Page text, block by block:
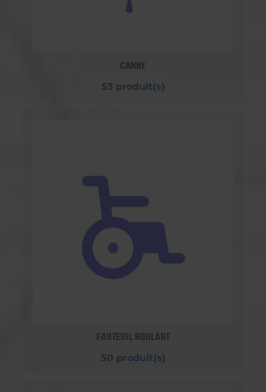
CANNE
53 produit(s)
FAUTEUIL ROULANT
50 produit(s)